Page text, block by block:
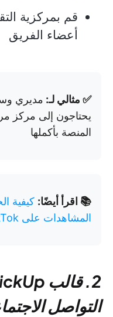
قم بمركزية
أعضاء الفريق
✅ مثالي لـ: مديري
يحتاجون إلى مركز
المنصة بأكملها
📚 اقرأ أيضًا: كيفية
المشاهدات على TikTok
التواصل